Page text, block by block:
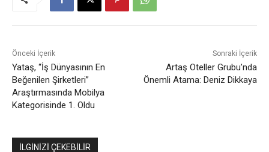
Önceki İçerik
Yataş, “İş Dünyasının En
Beğenilen Şirketleri”
Araştırmasında Mobilya
Kategorisinde 1. Oldu
Sonraki İçerik
Artaş Oteller Grubu’nda
Önemli Atama: Deniz Dikkaya
İLGİNİZİ ÇEKEBİLİR